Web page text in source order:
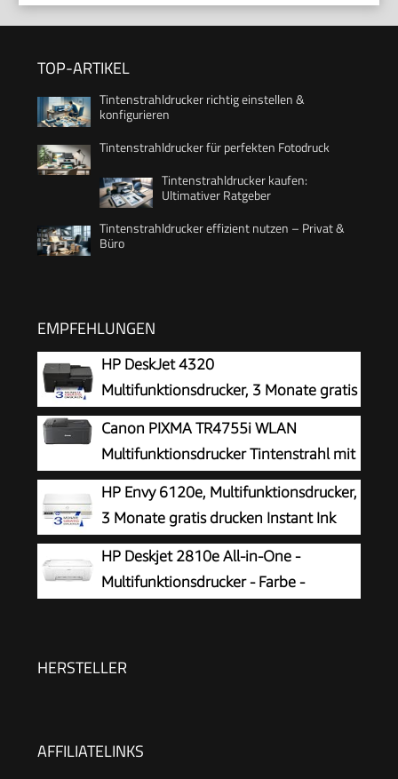
TOP-ARTIKEL
Tintenstrahldrucker richtig einstellen &
konfigurieren
Tintenstrahldrucker für perfekten Fotodruck
Tintenstrahldrucker kaufen:
Ultimativer Ratgeber
Tintenstrahldrucker effizient nutzen – Privat &
Büro
EMPFEHLUNGEN
HP DeskJet 4320
Multifunktionsdrucker, 3 Monate gratis
drucken Instant Ink inklusive, Drucker,
Kopierer, Scanner, WLAN, Automatischer
Vorlageneinzug, Tinte: 308/308e
Canon PIXMA TR4755i WLAN
Multifunktionsdrucker Tintenstrahl mit
Fax
HP Envy 6120e, Multifunktionsdrucker,
3 Monate gratis drucken Instant Ink
inklusive, Drucken, Kopieren, Scannen,
Mobiler Faxversand, Wi-Fi, Beidseitiger Druck
HP Deskjet 2810e All-in-One -
Multifunktionsdrucker - Farbe -
(Drucken) - 60 Blatt - USB 2.0, Bluetooth, Wi-
HERSTELLER
AFFILIATELINKS